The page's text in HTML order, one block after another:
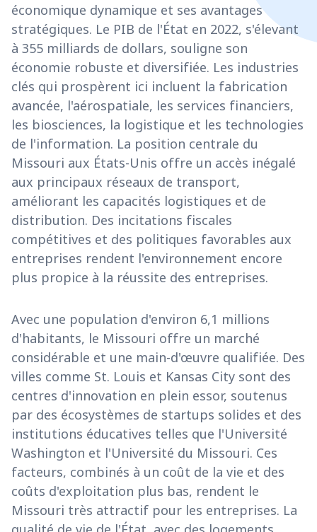
économique dynamique et ses avantages
stratégiques. Le PIB de l'État en 2022, s'élevant
à 355 milliards de dollars, souligne son
économie robuste et diversifiée. Les industries
clés qui prospèrent ici incluent la fabrication
avancée, l'aérospatiale, les services financiers,
les biosciences, la logistique et les technologies
de l'information. La position centrale du
Missouri aux États-Unis offre un accès inégalé
aux principaux réseaux de transport,
améliorant les capacités logistiques et de
distribution. Des incitations fiscales
compétitives et des politiques favorables aux
entreprises rendent l'environnement encore
plus propice à la réussite des entreprises.
Avec une population d'environ 6,1 millions
d'habitants, le Missouri offre un marché
considérable et une main-d'œuvre qualifiée. Des
villes comme St. Louis et Kansas City sont des
centres d'innovation en plein essor, soutenus
par des écosystèmes de startups solides et des
institutions éducatives telles que l'Université
Washington et l'Université du Missouri. Ces
facteurs, combinés à un coût de la vie et des
coûts d'exploitation plus bas, rendent le
Missouri très attractif pour les entreprises. La